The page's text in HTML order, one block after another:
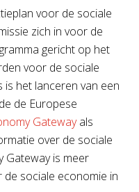
voor de sociale
zich in voor de
gericht op het
voor de sociale
is het lanceren van een
de Europese
Gatewayals
over de sociale
Gateway is meer
sociale economie in